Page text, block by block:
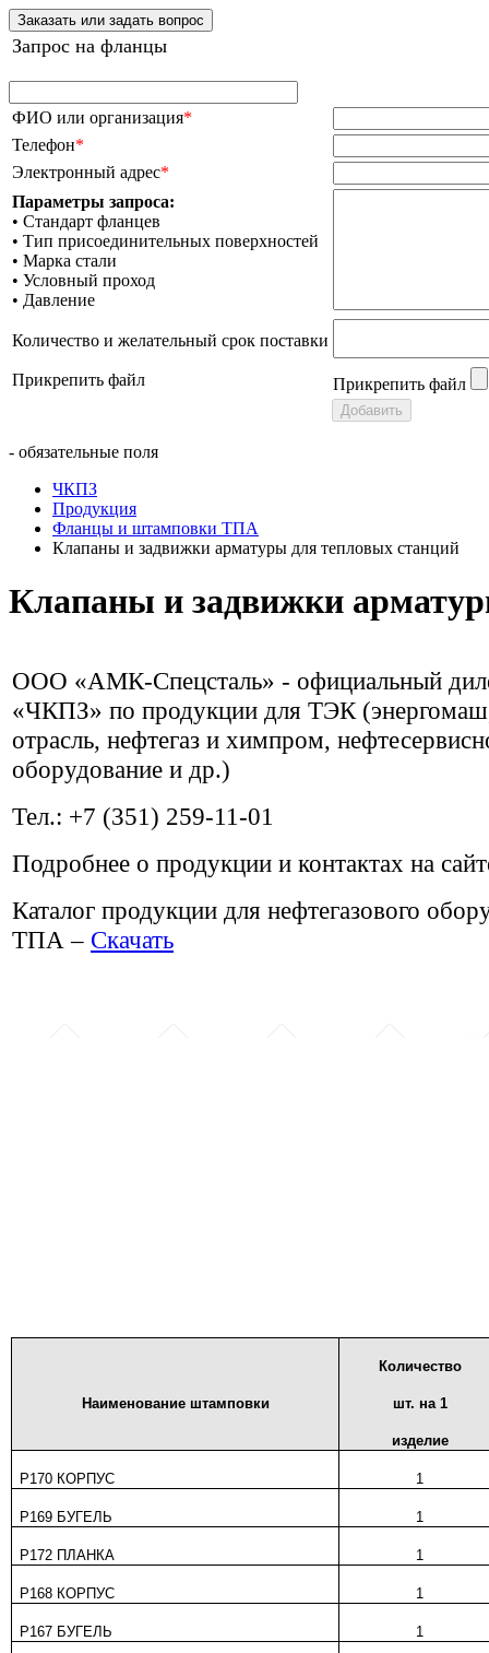
Заказать или задать вопрос
Запрос на фланцы
ФИО или организация*
Телефон*
Электронный адрес*
Параметры запроса:
• Стандарт фланцев
• Тип присоединительных поверхностей
• Марка стали
• Условный проход
• Давление
Количество и желательный срок поставки
Прикрепить файл Прикрепить файл
- обязательные поля
ЧКПЗ
Продукция
Фланцы и штамповки ТПА
Клапаны и задвижки арматуры для тепловых станций
Клапаны и задвижки
ООО «АМК-Спецсталь» - официальный
«ЧКПЗ» по продукции для ТЭК
отрасль, нефтегаз и химпром,
оборудование и др.)
Тел.: +7 (351) 259-11-01
Подробнее о продукции и контактах на
Каталог продукции для нефтегазового
ТПА – Скачать
Наименование штамповки
Количество
шт. на 1
изделие
Р170 КОРПУС 1
Р169 БУГЕЛЬ 1
Р172 ПЛАНКА 1
Р168 КОРПУС 1
Р167 БУГЕЛЬ 1